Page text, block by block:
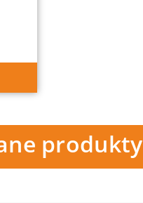
produkty